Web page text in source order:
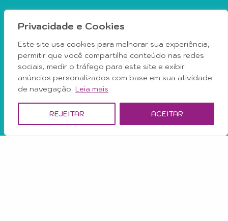
Privacidade e Cookies
Este site usa cookies para melhorar sua experiência,
permitir que você compartilhe conteúdo nas redes
sociais, medir o tráfego para este site e exibir
anúncios personalizados com base em sua atividade
de navegação. Leia mais
REJEITAR ACEITAR
Nossos Horários
de segunda à sexta, das 8h às 19h